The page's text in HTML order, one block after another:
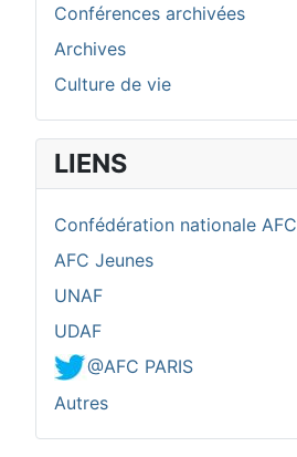
Conférences archivées
Archives
Culture de vie
LIENS
Confédération nationale AFC
AFC Jeunes
UNAF
UDAF
@AFC PARIS
Autres